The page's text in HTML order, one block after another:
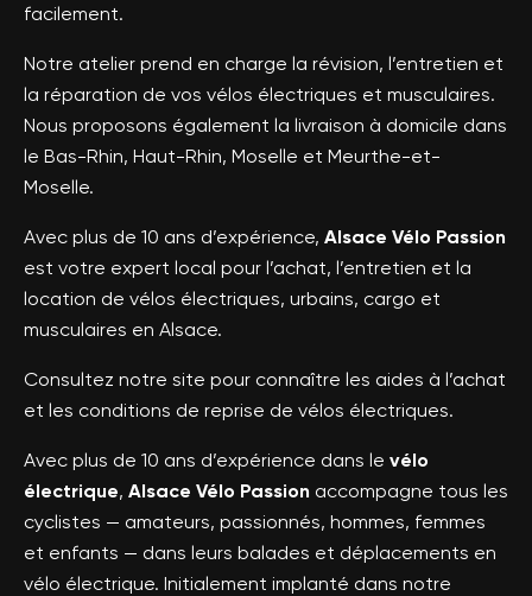
facilement.
Notre atelier prend en charge la révision, l’entretien et
la réparation de vos vélos électriques et musculaires.
Nous proposons également la livraison à domicile dans
le Bas-Rhin, Haut-Rhin, Moselle et Meurthe-et-
Moselle.
Avec plus de 10 ans d’expérience, Alsace Vélo Passion
est votre expert local pour l’achat, l’entretien et la
location de vélos électriques, urbains, cargo et
musculaires en Alsace.
Consultez notre site pour connaître les aides à l’achat
et les conditions de reprise de vélos électriques.
Avec plus de 10 ans d’expérience dans le vélo
électrique, Alsace Vélo Passion accompagne tous les
cyclistes — amateurs, passionnés, hommes, femmes
et enfants — dans leurs balades et déplacements en
vélo électrique. Initialement implanté dans notre